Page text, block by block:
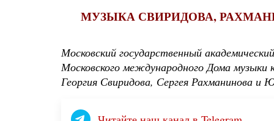
МУЗЫКА СВИРИДОВА,
Московский государственный
Московского международного Дома музыки
Георгия Свиридова, Сергея Рахманинова и